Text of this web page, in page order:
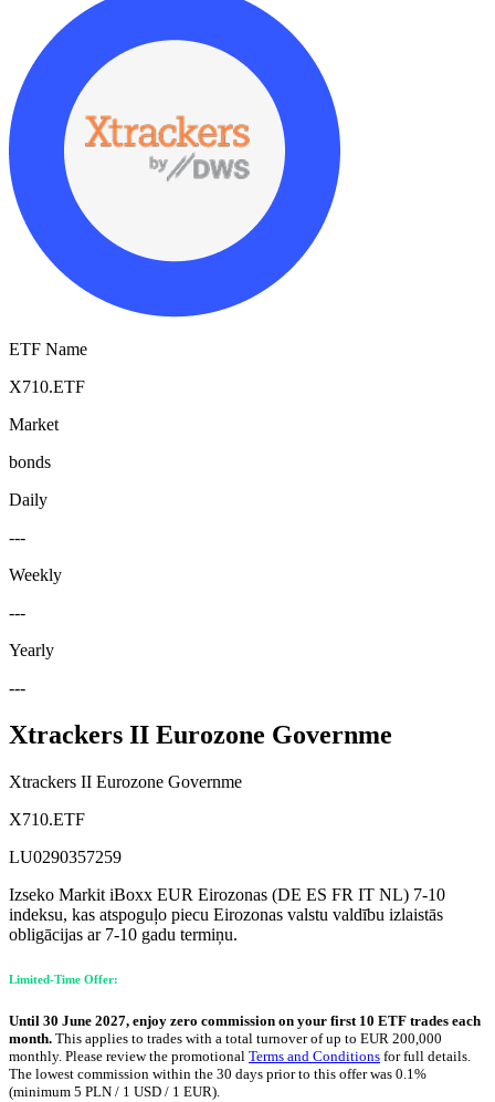
ETF Name
X710.ETF
Market
bonds
Daily
---
Weekly
---
Yearly
---
Xtrackers II Eurozone Governme
Xtrackers II Eurozone Governme
X710.ETF
LU0290357259
Izseko Markit iBoxx EUR Eirozonas (DE ES FR IT NL) 7-10
indeksu, kas atspoguļo piecu Eirozonas valstu valdību izlaistās
obligācijas ar 7-10 gadu termiņu.
Limited-Time Offer:
Until 30 June 2027, enjoy zero commission on your first 10 ETF trades each
month. This applies to trades with a total turnover of up to EUR 200,000
monthly. Please review the promotional Terms and Conditions for full details.
The lowest commission within the 30 days prior to this offer was 0.1%
(minimum 5 PLN / 1 USD / 1 EUR).